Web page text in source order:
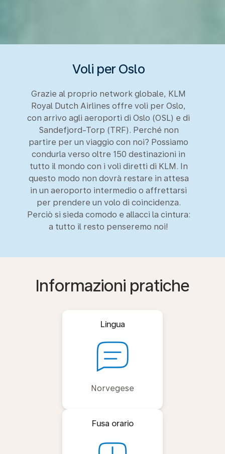
Voli per Oslo
Grazie al proprio network globale, KLM
Royal Dutch Airlines offre voli per Oslo,
con arrivo agli aeroporti di Oslo (OSL) e di
Sandefjord-Torp (TRF). Perché non
partire per un viaggio con noi? Possiamo
condurla verso oltre 150 destinazioni in
tutto il mondo con i voli diretti di KLM. In
questo modo non dovrà restare in attesa
in un aeroporto intermedio o affrettarsi
per prendere un volo di coincidenza.
Perciò si sieda comodo e allacci la cintura:
a tutto il resto penseremo noi!
Informazioni pratiche
Lingua
Norvegese
Fusa orario